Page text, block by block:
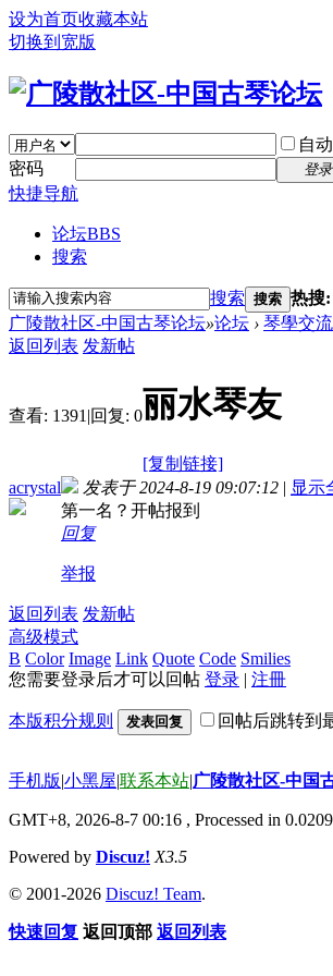
设为首页收藏本站
切换到宽版
自
密码
登录
快捷导航
论坛BBS
搜索
搜索 搜索 热搜:
广陵散社区-中国古琴论坛»论坛 › 琴學交流
返回列表 发新帖
查看: 1391 |回复: 0丽水琴友
[复制链接]
acrystal
发表于 2024-8-19 09:07:12 | 显示
第一名？开帖报到
回复
举报
返回列表 发新帖
高级模式
B Color Image Link Quote Code Smilies
您需要登录后才可以回帖 登录 | 注冊
本版积分规则 发表回复 回帖后跳转到
手机版|小黑屋|联系本站|广陵散社区-中国
GMT+8, 2026-8-7 00:16 , Processed in
Powered by Discuz! X3.5
© 2001-2026 Discuz! Team.
快速回复 返回顶部 返回列表